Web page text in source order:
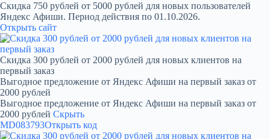
Скидка 750 рублей от 5000 рублей для новых пользователей
Яндекс Афиши. Период действия по 01.10.2026.
Открыть сайт
Скидка 300 рублей от 2000 рублей для новых клиентов на
первый заказ
Выгодное предложение от Яндекс Афиши на первый заказ от
2000 рублей
Выгодное предложение от Яндекс Афиши на первый заказ от
2000 рублей Скрыть
MD083793Открыть код